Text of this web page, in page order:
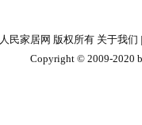
人民家居网 版权所有 关于我们 |
Copyright © 2009-2020